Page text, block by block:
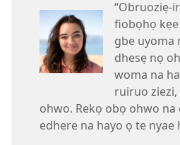
“Obruoziẹ-
fiobọhọ
gbe uyoma
dhesẹ nọ
woma na
ruiruo
ohwo. Rekọ obọ ohwo na
edhere na hayo ọ te nyae